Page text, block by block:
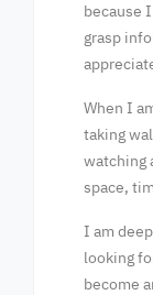
because
grasp
When I
taking
watching
space,
I am
looking
become